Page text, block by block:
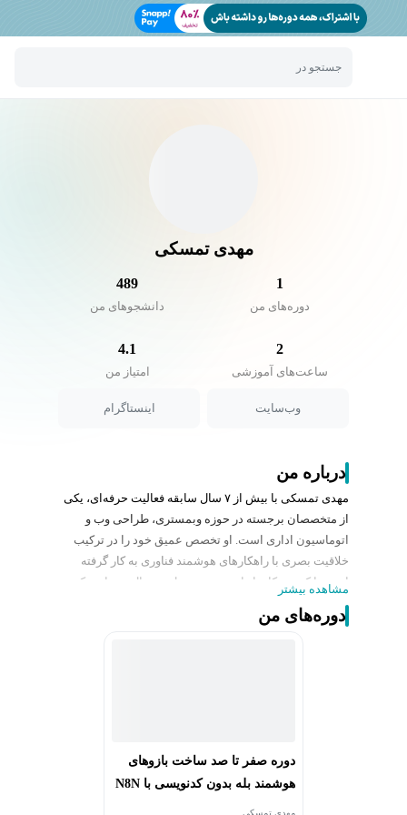
جستجو در
مهدی تمسکی
1
دوره‌های من
489
دانشجو‌های من
2
ساعت‌های آموزشی
4.1
امتیاز من
وب‌سایت اینستاگرام
درباره من
مهدی تمسکی با بیش از ۷ سال سابقه فعالیت حرفه‌ای، یکی
از متخصصان برجسته در حوزه وبمستری، طراحی وب و
اتوماسیون اداری است. او تخصص عمیق خود را در ترکیب
خلاقیت بصری با راهکارهای هوشمند فناوری به کار گرفته
است تا کسب‌وکارها را در مسیر تحول دیجیتال همراهی کند.
* طراحی و توسعه وبسایت‌های اختصاصی و کاربردی
* پیاده‌سازی راهکارهای اتوماسیون و هوشمندسازی
مشاهده بیشتر
دوره‌های من
دوره صفر تا صد ساخت بازوهای
هوشمند بله بدون کدنویسی با N8N